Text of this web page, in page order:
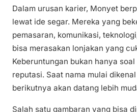
Dalam urusan karier, Monyet
lewat ide segar. Mereka yang
pemasaran, komunikasi,
bisa merasakan lonjakan yang
Keberuntungan bukan hanya
reputasi. Saat nama mulai
berikutnya akan datang lebih
Salah satu gambaran yang bisa